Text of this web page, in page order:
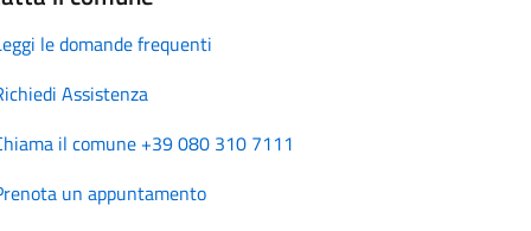
le domande frequenti
Assistenza
il comune +39 080 310 7111
un appuntamento